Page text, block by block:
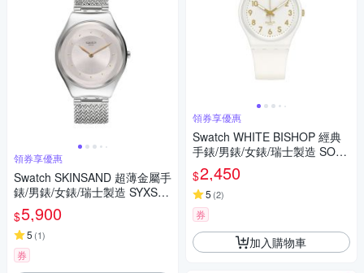
領券享優惠
Swatch SKINSAND 超薄金屬手
錶/男錶/女錶/瑞士製造 SYXS11
7M (38mm)
$5,900
5 (1)
券
領券享優惠
Swatch WHITE BISHOP 經典
手錶/男錶/女錶/瑞士製造 SO28
W106-S14 (34mm)
$2,450
5 (2)
券
加入購物車